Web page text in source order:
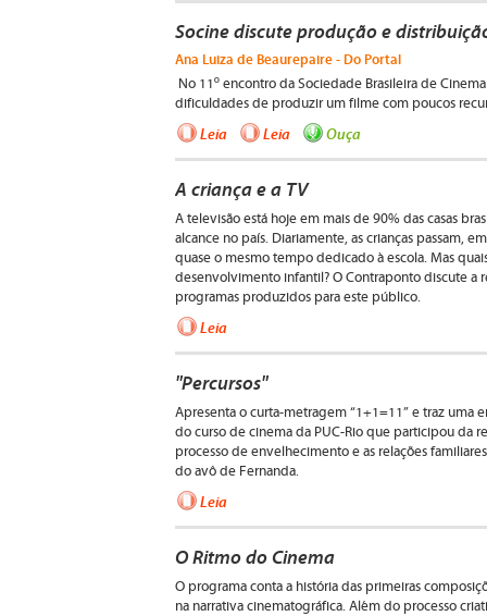
Socine discute produção e
Ana Luiza de Beaurepaire - Do Portal
No 11º encontro da Sociedade Brasileira de
dificuldades de produzir um filme com poucos
Leia Leia Ouça
A criança e a TV
A televisão está hoje em mais de 90% das casas
alcance no país. Diariamente, as crianças passam,
quase o mesmo tempo dedicado à escola. Mas
desenvolvimento infantil? O Contraponto discute a
programas produzidos para este público.
Leia
"Percursos"
Apresenta o curta-metragem “1+1=11” e traz uma
do curso de cinema da PUC-Rio que participou da
processo de envelhecimento e as relações
do avô de Fernanda.
Leia
O Ritmo do Cinema
O programa conta a história das primeiras
na narrativa cinematográfica. Além do processo